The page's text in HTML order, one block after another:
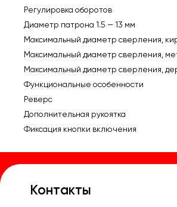
Регулировка оборотов
Диаметр патрона 1.5 — 13 мм
Максимальный диаметр сверления,
Максимальный диаметр сверления,
Максимальный диаметр сверления,
Функциональные особенности
Реверс
Дополнительная рукоятка
Фиксация кнопки включения
Контакты